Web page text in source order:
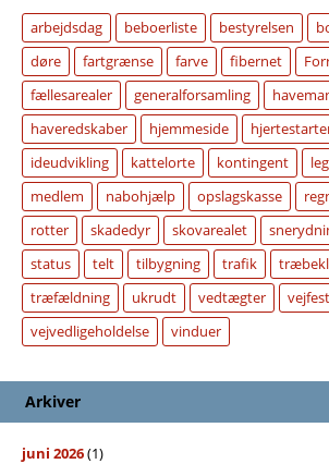
arbejdsdag beboerliste bestyrelsen
døre
fartgrænse farve fibernet
fællesarealer
generalforsamling
haveredskaber
hjemmeside
ideudvikling
kattelorte kontingent
medlem
nabohjælp opslagskasse
rotter
skadedyr skovarealet
status
telt tilbygning trafik
træfældning
ukrudt vedtægter vejfest
vejvedligeholdelse
vinduer
Arkiver
juni 2026(1)